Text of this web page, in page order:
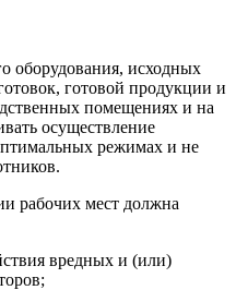
оборудования, исходных
готовой продукции и
помещениях и на
осуществление
режимах и не
рабочих мест должна
вредных и (или)